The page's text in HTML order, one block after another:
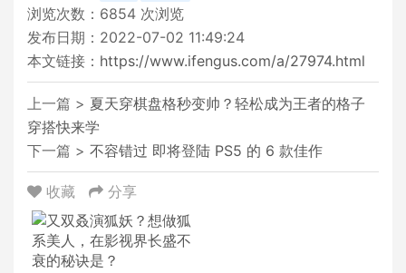
浏览次数： 6854 次浏览
发布日期：2022-07-02 11:49:24
本文链接： https://www.ifengus.com/a/27974.html
上一篇 > 夏天穿棋盘格秒变帅？轻松成为王者的格子
穿搭快来学
下一篇 > 不容错过 即将登陆 PS5 的 6 款佳作
收藏 分享